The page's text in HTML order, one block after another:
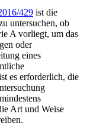
429 ist die
untersuchen, ob
A vorliegt, um das
oder
eines
es erforderlich, die
Art und Weise